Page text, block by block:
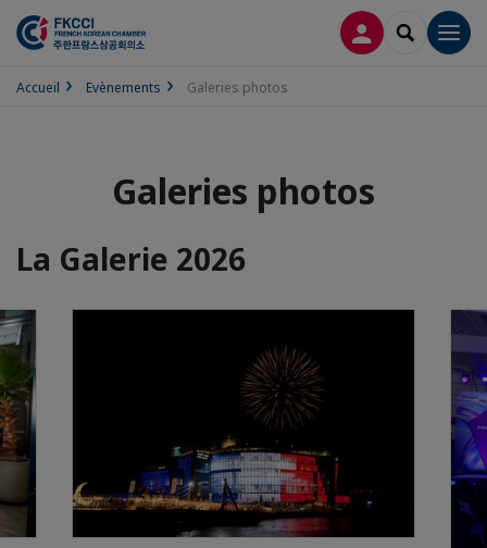
CONNEXION
Accueil Evènements Galeries photos
Galeries photos
La Galerie 2026